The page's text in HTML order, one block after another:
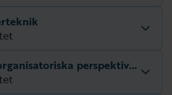
saknas.
undefined – undefined
saknas.
Rättsliga och organisatoriska perspektiv på läraryrket